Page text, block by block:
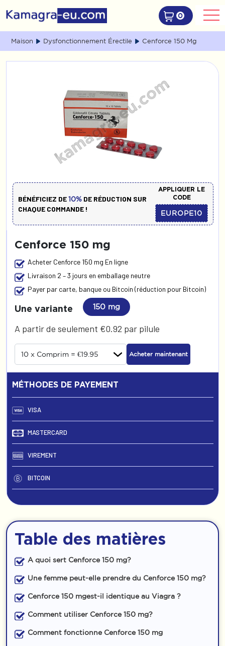
0
Maison Dysfonctionnement Érectile Cenforce 150 Mg
BÉNÉFICIEZ DE10% DE RÉDUCTION SUR
CHAQUE COMMANDE !
APPLIQUER LE
CODE
EUROPE10
Cenforce 150 mg
Acheter Cenforce 150 mg En ligne
Livraison 2 – 3 jours en emballage neutre
Payer par carte, banque ou Bitcoin (réduction pour Bitcoin)
Une variante 150 mg
A partir de seulement €0.92 par pilule
Acheter maintenant
MÉTHODES DE PAYEMENT
VISA
MASTERCARD
VIREMENT
BITCOIN
Table des matières
A quoi sert Cenforce 150 mg?
Une femme peut-elle prendre du Cenforce 150 mg?
Cenforce 150 mgest-il identique au Viagra ?
Comment utiliser Cenforce 150 mg?
Comment fonctionne Cenforce 150 mg